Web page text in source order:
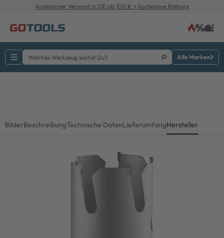
Kostenloser Versand in DE ab 100 € + kostenlose Retoure
Alle Marken
BilderBeschreibungTechnische DatenLieferumfangHersteller